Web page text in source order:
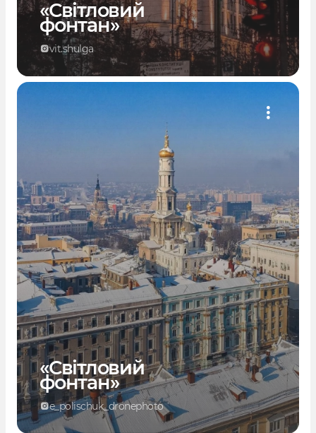
«Світловий
фонтан»
vit.shulga
«Світловий
фонтан»
e_polischuk_dronephoto